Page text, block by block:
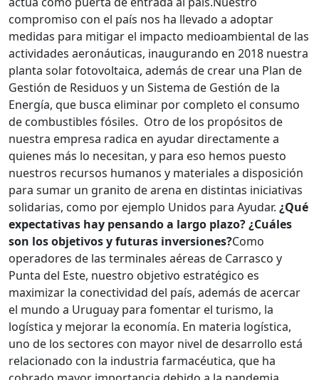
compromiso con el país nos ha llevado a adoptar
medidas para mitigar el impacto medioambiental de las
actividades aeronáuticas, inaugurando en 2018 nuestra
planta solar fotovoltaica, además de crear una Plan de
Gestión de Residuos y un Sistema de Gestión de la
Energía, que busca eliminar por completo el consumo
de combustibles fósiles. Otro de los propósitos de
nuestra empresa radica en ayudar directamente a
quienes más lo necesitan, y para eso hemos puesto
nuestros recursos humanos y materiales a disposición
para sumar un granito de arena en distintas iniciativas
solidarias, como por ejemplo Unidos para Ayudar. ¿Qué
expectativas hay pensando a largo plazo? ¿Cuáles
son los objetivos y futuras inversiones?Como
operadores de las terminales aéreas de Carrasco y
Punta del Este, nuestro objetivo estratégico es
maximizar la conectividad del país, además de acercar
el mundo a Uruguay para fomentar el turismo, la
logística y mejorar la economía. En materia logística,
uno de los sectores con mayor nivel de desarrollo está
relacionado con la industria farmacéutica, que ha